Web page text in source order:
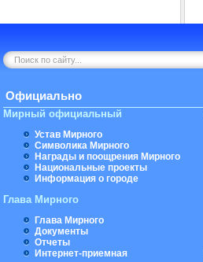
Официально
Мирный официальный
Устав Мирного
Символика Мирного
Награды и поощрения Мирного
Национальные проекты
Информация о городе
Глава Мирного
Глава Мирного
Документы
Отчеты
Интернет-приемная